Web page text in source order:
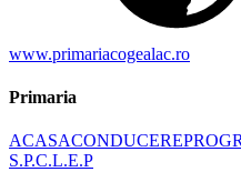
www.primariacogealac.ro
Primaria
ACASACONDUCERE
S.P.C.L.E.P